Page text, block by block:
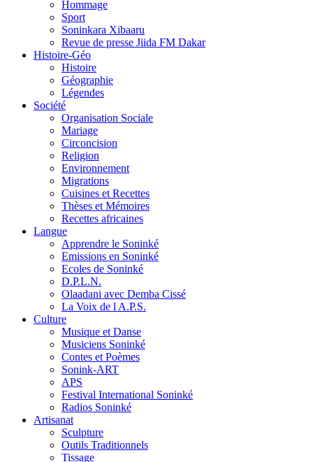
Hommage
Sport
Soninkara Xibaaru
Revue de presse Jiida FM Dakar
Histoire-Géo
Histoire
Géographie
Légendes
Société
Organisation Sociale
Mariage
Circoncision
Religion
Environnement
Migrations
Cuisines et Recettes
Thèses et Mémoires
Recettes africaines
Langue
Apprendre le Soninké
Emissions en Soninké
Ecoles de Soninké
D.P.L.N.
Olaadani avec Demba Cissé
La Voix de l A.P.S.
Culture
Musique et Danse
Musiciens Soninké
Contes et Poèmes
Sonink-ART
APS
Festival International Soninké
Radios Soninké
Artisanat
Sculpture
Outils Traditionnels
Tissage